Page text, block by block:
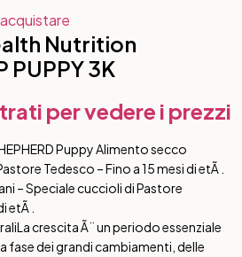
Nutrition
PUPPY 3K
per vedere i prezzi
Puppy Alimento secco
Tedesco – Fino a 15 mesi di etÃ .
– Speciale cuccioli di Pastore
etÃ .
La crescita Ã¨ un periodo essenziale
fase dei grandi cambiamenti, delle